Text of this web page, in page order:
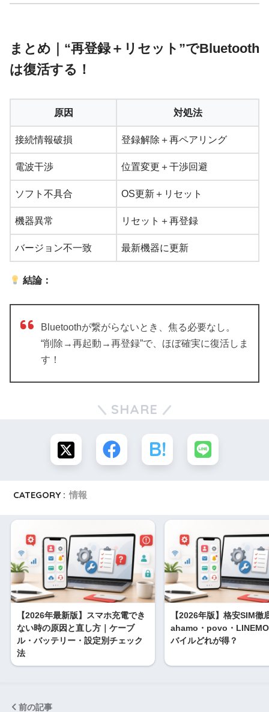
まとめ｜“再登録＋リセット”でBluetooth
は復活する！
原因 対処法
接続情報破損 登録解除＋再ペアリング
電波干渉 位置変更＋干渉回避
ソフト不具合 OS更新＋リセット
機器異常 リセット＋再登録
バージョン不一致 最新機器に更新
結論：
Bluetoothが繋がらないとき、焦る必要なし。
“削除→再起動→再登録”で、ほぼ確実に復活しま
す！
SHARE
CATEGORY : 情報
【2026年最新版】スマホ充電でき
ない時の原因と直し方｜ケーブ
ル・バッテリー・設定別チェック
法
【2026年版】格安SIM徹
ahamo・povo・
バイルどれが得？
前の記事